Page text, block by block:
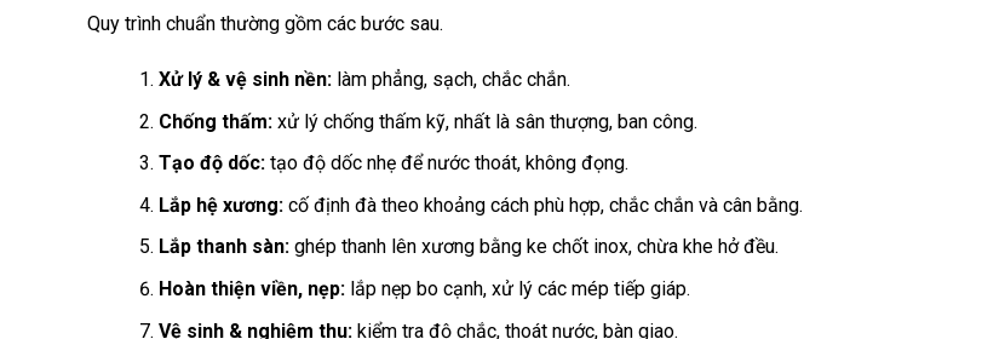
Quy trình chuẩn thường gồm các bước sau.
Xử lý & vệ sinh nền:làm phẳng, sạch, chắc chắn.
Chống thấm:xử lý chống thấm kỹ, nhất là sân thượng, ban công.
Tạo độ dốc:tạo độ dốc nhẹ để nước thoát, không đọng.
Lắp hệ xương:cố định đà theo khoảng cách phù hợp, chắc chắn và cân bằng.
Lắp thanh sàn:ghép thanh lên xương bằng ke chốt inox, chừa khe hở đều.
Hoàn thiện viền, nẹp:lắp nẹp bo cạnh, xử lý các mép tiếp giáp.
Vệ sinh & nghiệm thu:kiểm tra độ chắc, thoát nước, bàn giao.